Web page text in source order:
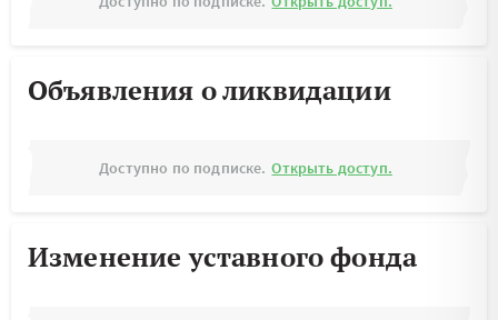
Объявления о ликвидации
Доступно по подписке. Открыть доступ.
Изменение уставного фонда